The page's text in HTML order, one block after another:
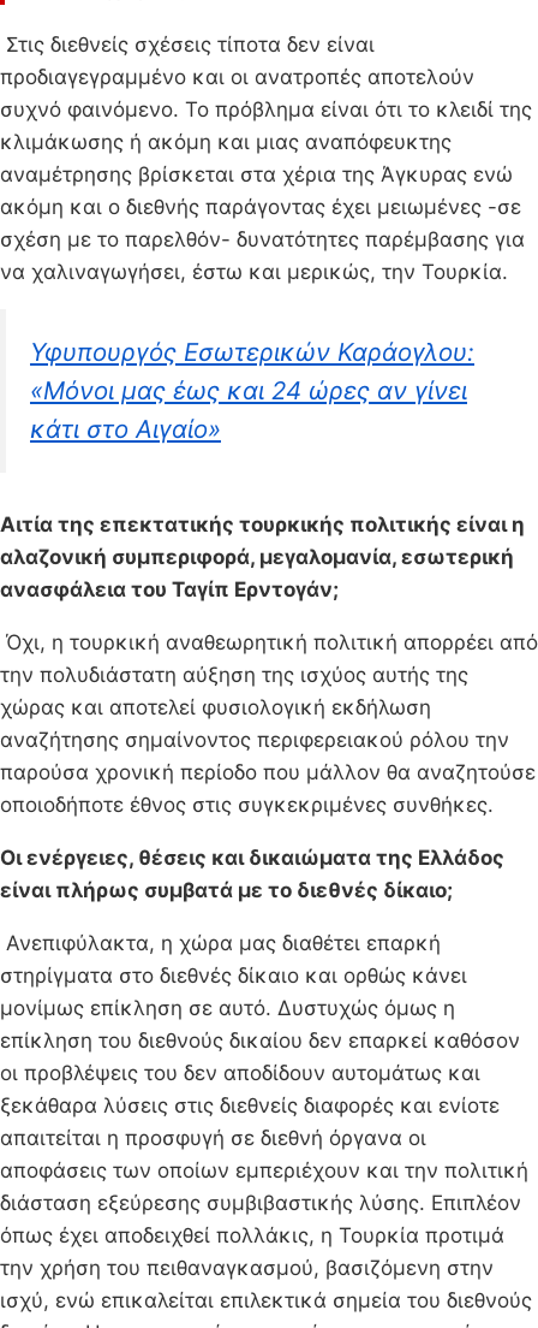
Στις διεθνείς σχέσεις τίποτα δεν είναι
προδιαγεγραμμένο και οι ανατροπές αποτελούν
συχνό φαινόμενο. Το πρόβλημα είναι ότι το κλειδί της
κλιμάκωσης ή ακόμη και μιας αναπόφευκτης
αναμέτρησης βρίσκεται στα χέρια της Άγκυρας ενώ
ακόμη και ο διεθνής παράγοντας έχει μειωμένες -σε
σχέση με το παρελθόν- δυνατότητες παρέμβασης για
να χαλιναγωγήσει, έστω και μερικώς, την Τουρκία.
Υφυπουργός Εσωτερικών Καράογλου:
«Μόνοι μας έως και 24 ώρες αν γίνει
κάτι στο Αιγαίο»
Αιτία της επεκτατικής τουρκικής πολιτικής είναι η
αλαζονική συμπεριφορά, μεγαλομανία, εσωτερική
ανασφάλεια του Ταγίπ Ερντογάν;
Όχι, η τουρκική αναθεωρητική πολιτική απορρέει από
την πολυδιάστατη αύξηση της ισχύος αυτής της
χώρας και αποτελεί φυσιολογική εκδήλωση
αναζήτησης σημαίνοντος περιφερειακού ρόλου την
παρούσα χρονική περίοδο που μάλλον θα αναζητούσε
οποιοδήποτε έθνος στις συγκεκριμένες συνθήκες.
Οι ενέργειες, θέσεις και δικαιώματα της Ελλάδος
είναι πλήρως συμβατά με το διεθνές δίκαιο;
Ανεπιφύλακτα, η χώρα μας διαθέτει επαρκή
στηρίγματα στο διεθνές δίκαιο και ορθώς κάνει
μονίμως επίκληση σε αυτό. Δυστυχώς όμως η
επίκληση του διεθνούς δικαίου δεν επαρκεί καθόσον
οι προβλέψεις του δεν αποδίδουν αυτομάτως και
ξεκάθαρα λύσεις στις διεθνείς διαφορές και ενίοτε
απαιτείται η προσφυγή σε διεθνή όργανα οι
αποφάσεις των οποίων εμπεριέχουν και την πολιτική
διάσταση εξεύρεσης συμβιβαστικής λύσης. Επιπλέον
όπως έχει αποδειχθεί πολλάκις, η Τουρκία προτιμά
την χρήση του πειθαναγκασμού, βασιζόμενη στην
ισχύ, ενώ επικαλείται επιλεκτικά σημεία του διεθνούς